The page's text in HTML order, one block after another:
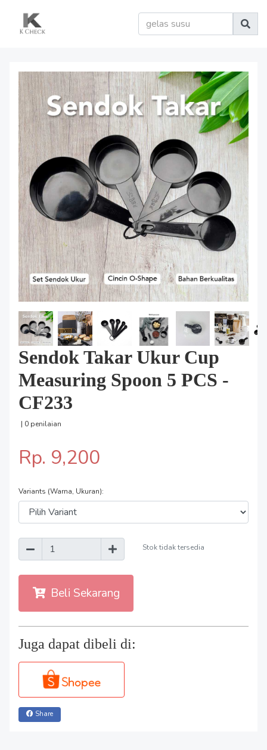
Sendok Takar Ukur Cup
Measuring Spoon 5 PCS -
CF233
| 0 penilaian
Rp. 9,200
Variants (Warna, Ukuran):
Stok tidak tersedia
Beli Sekarang
Juga dapat dibeli di:
Share